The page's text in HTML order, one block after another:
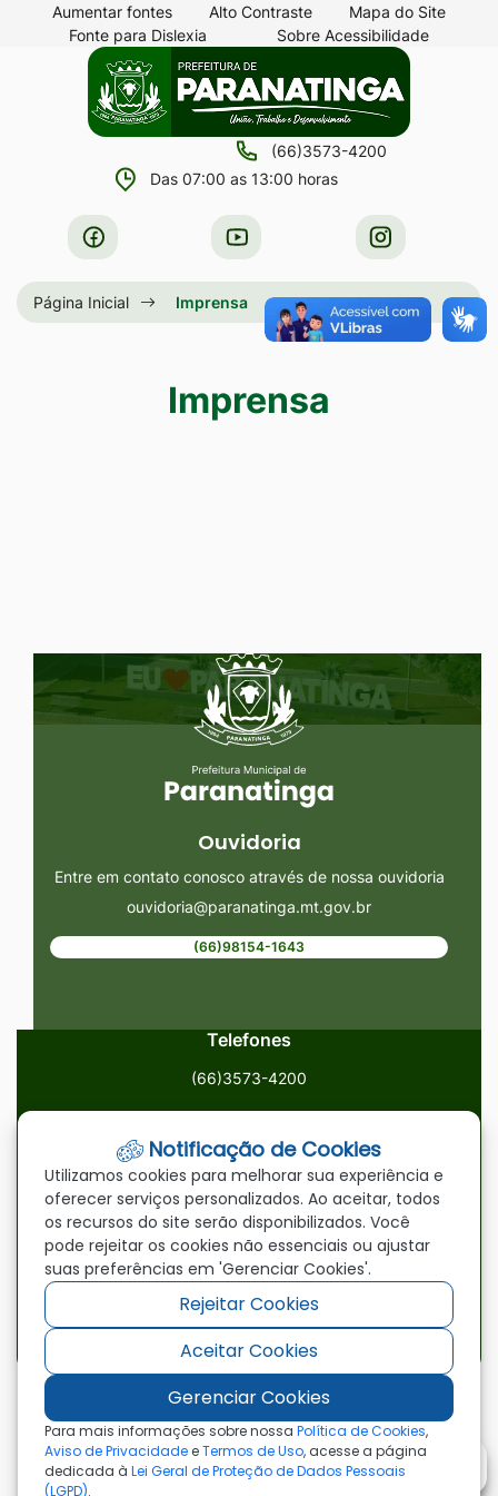
Seção
atalhos
acessibilidade
para
conteúdo
para
menu
[alt+2]
[alt+4]
Aumentar fontes Alto Contraste
Mapa do Site
Fonte para Dislexia
Sobre Acessibilidade
Seção
menu
principal
principal
(66)3573-4200
Das 07:00 as 13:00 horas
Acessar
a
Rede
Acessar
a
Rede
Social
Acessar
a
Rede
Social
Página Inicial Imprensa
Imprensa
Seção do Rodapé e Ouvidoria/
Ouvidoria
Entre em contato conosco através de nossa ouvidoria
ouvidoria@paranatinga.mt.gov.br
(66)98154-1643
Telefones
(66)3573-4200
ouvidoria@paranatinga.mt.gov.br
Localização
Av. Brasil, 1900, Centro, Paranatinga/MT, 78870-000
Redes Sociais
Acessar
a
Rede
Social
Facebook
Acessar
a
Rede
Social
Youtube
Acessar
a
Rede
Social
©2026 - Prefeitura Municipal de Paranatinga - MT
- Todos os direitos reservados
Notificação de Cookies
Utilizamos cookies para melhorar sua experiência e
oferecer serviços personalizados. Ao aceitar, todos
os recursos do site serão disponibilizados. Você
pode rejeitar os cookies não essenciais ou ajustar
suas preferências em 'Gerenciar Cookies'.
Rejeitar Cookies
Aceitar Cookies
Gerenciar Cookies
Para mais informações sobre nossa Política de Cookies,
Aviso de PrivacidadeeTermos de Uso, acesse a página
dedicada à Lei Geral de Proteção de Dados Pessoais
(LGPD).